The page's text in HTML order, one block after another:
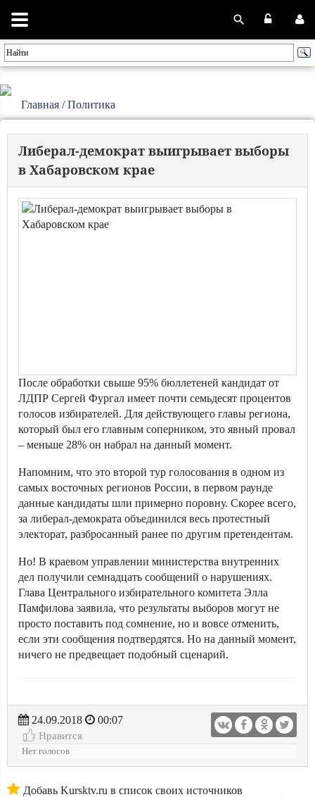
Главная /Политика
Либерал-демократ выигрывает выборы
в Хабаровском крае
После обработки свыше 95% бюллетеней кандидат от
ЛДПР Сергей Фургал имеет почти семьдесят процентов
голосов избирателей. Для действующего главы региона,
который был его главным соперником, это явный провал
– меньше 28% он набрал на данный момент.
Напомним, что это второй тур голосования в одном из
самых восточных регионов России, в первом раунде
данные кандидаты шли примерно поровну. Скорее всего,
за либерал-демократа объединился весь протестный
электорат, разбросанный ранее по другим претендентам.
Но! В краевом управлении министерства внутренних
дел получили семнадцать сообщений о нарушениях.
Глава Центрального избирательного комитета Элла
Памфилова заявила, что результаты выборов могут не
просто поставить под сомнение, но и вовсе отменить,
если эти сообщения подтвердятся. Но на данный момент,
ничего не предвещает подобный сценарий.
24.09.2018
00:07
Нравится
Нет голосов
Добавь Kursktv.ru в список своих источников